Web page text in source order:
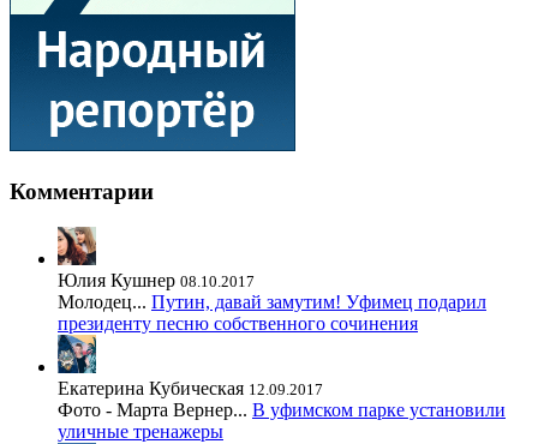
Комментарии
Юлия Кушнер 08.10.2017
Молодец... Путин, давай замутим! Уфимец подарил
президенту песню собственного сочинения
Екатерина Кубическая 12.09.2017
Фото - Марта Вернер... В уфимском парке установили
уличные тренажеры